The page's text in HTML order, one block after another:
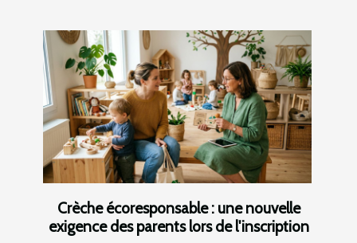
Crèche écoresponsable : une nouvelle
exigence des parents lors de l'inscription